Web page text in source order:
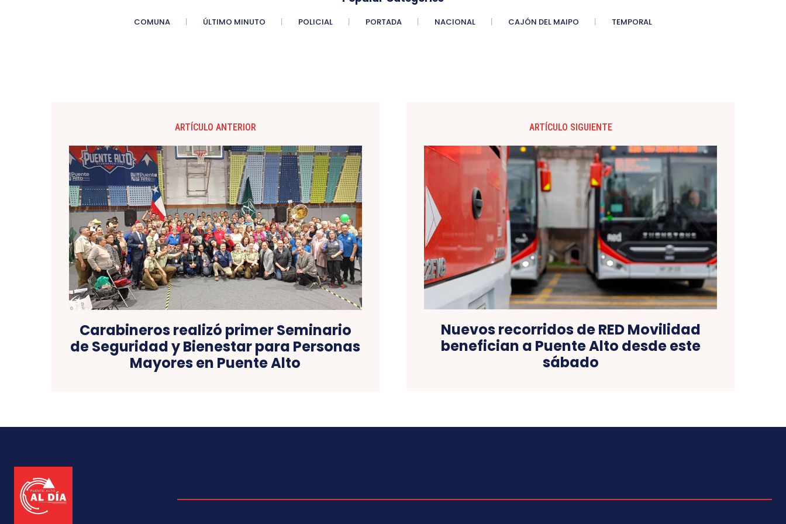
COMUNA ÚLTIMO MINUTO POLICIAL PORTADA NACIONAL CAJÓN DEL MAIPO TEMPORAL
ARTÍCULO ANTERIOR
Carabineros realizó primer Seminario
de Seguridad y Bienestar para Personas
Mayores en Puente Alto
ARTÍCULO SIGUIENTE
Nuevos recorridos de RED Movilidad
benefician a Puente Alto desde este
sábado